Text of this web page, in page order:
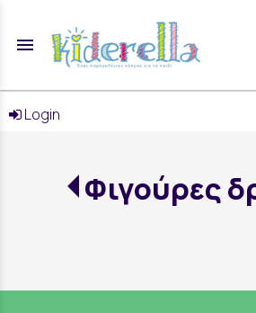
menu
Login
Φιγούρες